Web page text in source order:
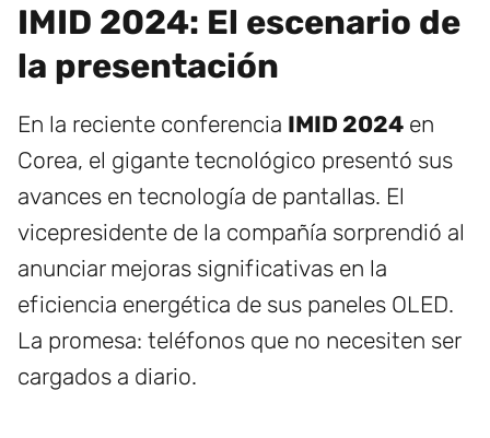
IMID 2024: El escenario de
la presentación
En la reciente conferencia IMID 2024 en
Corea, el gigante tecnológico presentó sus
avances en tecnología de pantallas. El
vicepresidente de la compañía sorprendió al
anunciar mejoras significativas en la
eficiencia energética de sus paneles OLED.
La promesa: teléfonos que no necesiten ser
cargados a diario.